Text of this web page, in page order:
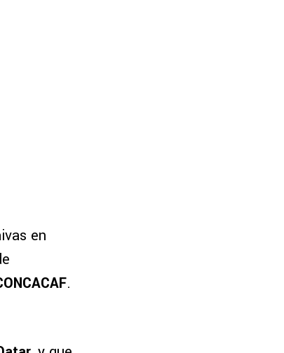
en
.